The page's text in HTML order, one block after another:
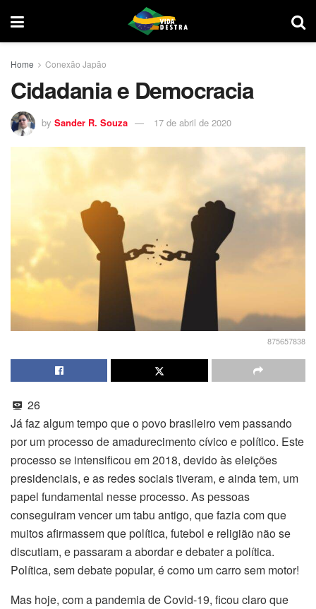
Home Conexão Japão
Cidadania e Democracia
by Sander R. Souza 17 de abril de 2020
875657838
26
Já faz algum tempo que o povo brasileiro vem passando
por um processo de amadurecimento cívico e político. Este
processo se intensificou em 2018, devido às eleições
presidenciais, e as redes sociais tiveram, e ainda tem, um
papel fundamental nesse processo. As pessoas
conseguiram vencer um tabu antigo, que fazia com que
muitos afirmassem que política, futebol e religião não se
discutiam, e passaram a abordar e debater a política.
Política, sem debate popular, é como um carro sem motor!
Mas hoje, com a pandemia de Covid-19, ficou claro que